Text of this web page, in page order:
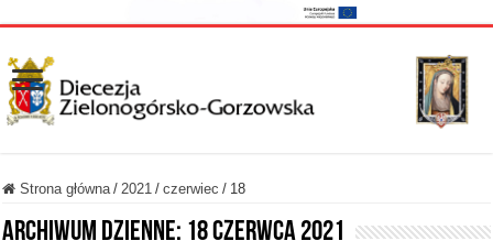
Strona główna / 2021 / czerwiec / 18
Archiwum dzienne: 18 czerwca 2021